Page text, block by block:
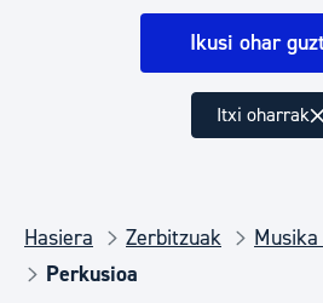
Ikusi ohar
Itxi oharrak
Hasiera Zerbitzuak
Perkusioa